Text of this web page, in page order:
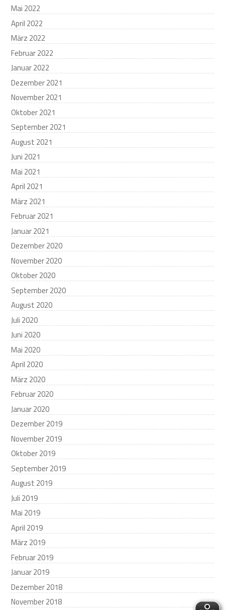
Mai 2022
April 2022
März 2022
Februar 2022
Januar 2022
Dezember 2021
November 2021
Oktober 2021
September 2021
August 2021
Juni 2021
Mai 2021
April 2021
März 2021
Februar 2021
Januar 2021
Dezember 2020
November 2020
Oktober 2020
September 2020
August 2020
Juli 2020
Juni 2020
Mai 2020
April 2020
März 2020
Februar 2020
Januar 2020
Dezember 2019
November 2019
Oktober 2019
September 2019
August 2019
Juli 2019
Mai 2019
April 2019
März 2019
Februar 2019
Januar 2019
Dezember 2018
November 2018